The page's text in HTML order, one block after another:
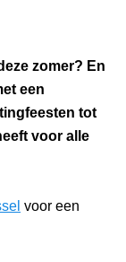
zomer? En
een
tot
voor alle
voor een